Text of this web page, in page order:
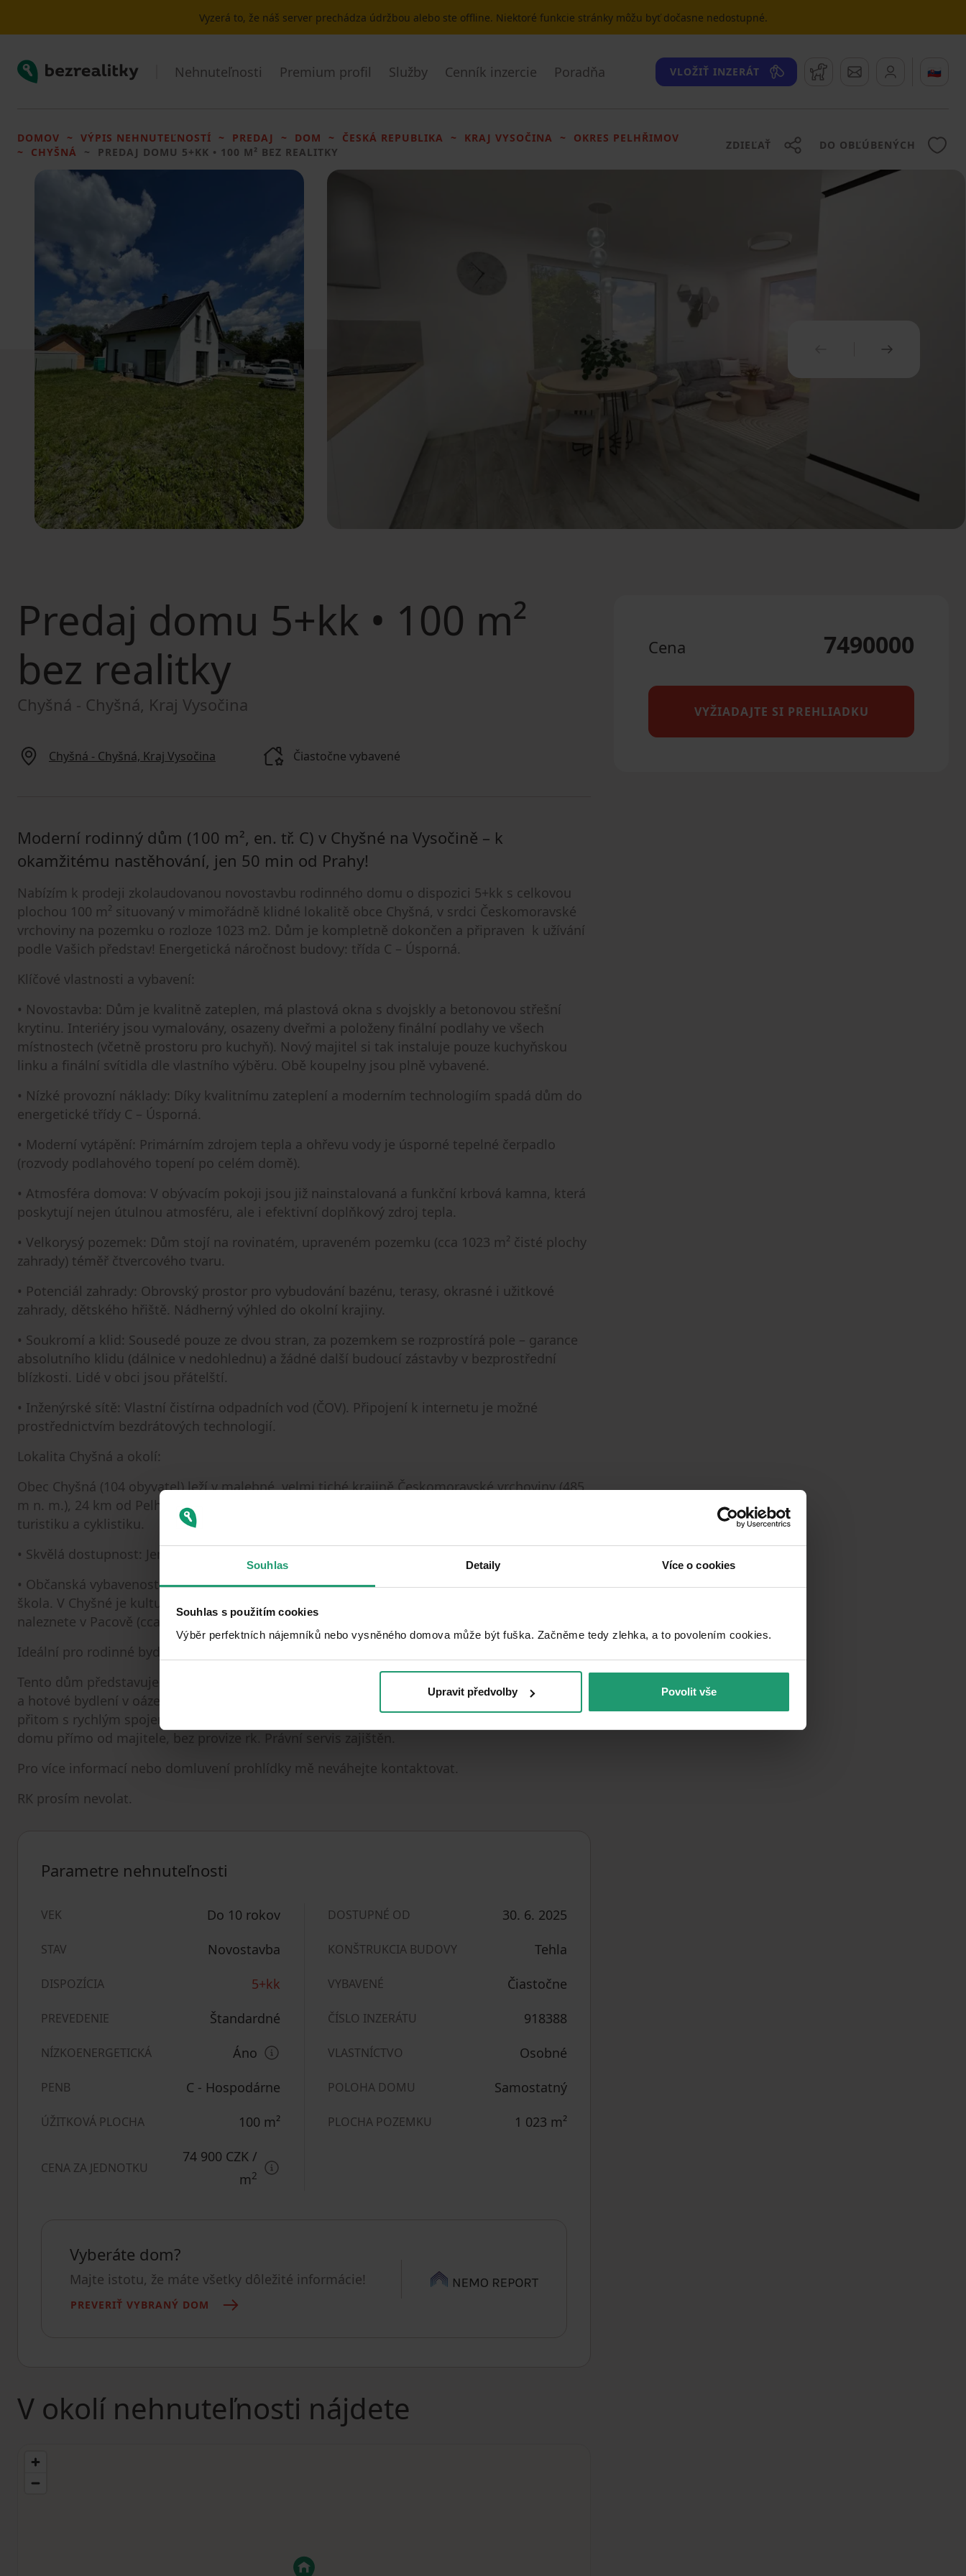
Souhlas Detaily Více o cookies
Souhlas s použitím cookies
Výběr perfektních nájemníků nebo vysněného domova může být fuška. Začněme tedy zlehka, a to povolením cookies.​
Upravit předvolby Povolit vše
Vyzerá to, že náš server prechádza údržbou alebo ste offline. Niektoré funkcie stránky môžu byť dočasne nedostupné.
Bezrealitky Nehnuteľnosti Premium profil Služby Cenník inzercie Poradňa VLOŽIŤ INZERÁT Strážny pesSprávy 🇸🇰
DOMOV VÝPIS NEHNUTEĽNOSTÍ PREDAJ DOM ČESKÁ REPUBLIKA KRAJ VYSOČINA
OKRES PELHŘIMOV
CHYŠNÁ
PREDAJ DOMU 5+KK • 100 M² BEZ REALITKY
ZDIEĽAŤ DO OBĽÚBENÝCH
PREDCHÁDZAJÚCI
Predaj domu 5+kk • 100 m²
bez realitky
Chyšná - Chyšná, Kraj Vysočina
Chyšná - Chyšná, Kraj Vysočina Čiastočne vybavené
Moderní rodinný dům (100 m², en. tř. C) v Chyšné na Vysočině – k
okamžitému nastěhování, jen 50 min od Prahy!
Nabízím k prodeji zkolaudovanou novostavbu rodinného domu o dispozici 5+kk s celkovou
plochou 100 m² situovaný v mimořádně klidné lokalitě obce Chyšná, v srdci Českomoravské
vrchoviny na pozemku o rozloze 1023 m2. Dům je kompletně dokončen a připraven k užívání
podle Vašich představ! Energetická náročnost budovy: třída C – Úsporná.
Klíčové vlastnosti a vybavení:
• Novostavba: Dům je kvalitně zateplen, má plastová okna s dvojskly a betonovou střešní
krytinu. Interiéry jsou vymalovány, osazeny dveřmi a položeny finální podlahy ve všech
místnostech (včetně prostoru pro kuchyň). Nový majitel si tak instaluje pouze kuchyňskou
linku a finální svítidla dle vlastního výběru. Obě koupelny jsou plně vybavené.
• Nízké provozní náklady: Díky kvalitnímu zateplení a moderním technologiím spadá dům do
energetické třídy C – Úsporná.
• Moderní vytápění: Primárním zdrojem tepla a ohřevu vody je úsporné tepelné čerpadlo
(rozvody podlahového topení po celém domě).
• Atmosféra domova: V obývacím pokoji jsou již nainstalovaná a funkční krbová kamna, která
poskytují nejen útulnou atmosféru, ale i efektivní doplňkový zdroj tepla.
• Velkorysý pozemek: Dům stojí na rovinatém, upraveném pozemku (cca 1023 m² čisté plochy
zahrady) téměř čtvercového tvaru.
• Potenciál zahrady: Obrovský prostor pro vybudování bazénu, terasy, okrasné i užitkové
zahrady, dětského hřiště. Nádherný výhled do okolní krajiny.
• Soukromí a klid: Sousedé pouze ze dvou stran, za pozemkem se rozprostírá pole – garance
absolutního klidu (dálnice v nedohlednu) a žádné další budoucí zástavby v bezprostřední
blízkosti. Lidé v obci jsou přátelští.
• Inženýrské sítě: Vlastní čistírna odpadních vod (ČOV). Připojení k internetu je možné
prostřednictvím bezdrátových technologií.
Lokalita Chyšná a okolí:
Obec Chyšná (104 obyvatel) leží v malebné, velmi tiché krajině Českomoravské vrchoviny (485
m n. m.), 24 km od Pelhřimova. Okolí je obklopeno jehličnatými lesy, ideální pro relaxaci,
turistiku a cyklistiku.
• Skvělá dostupnost: Jen 50 minut jízdy autem do Prahy, 1 hodinu a 20 min od Brna.
• Občanská vybavenost: V nedalekých Košeticích (cca 10 min autem) se nachází základní
škola. V Chyšné je kulturní dům. Širší občanskou vybavenost (obchody, služby, lékaři)
naleznete v Pacově (cca 20 min autem) nebo Pelhřimově.
Ideální pro rodinné bydlení:
Tento dům představuje perfektní volbu jak pro rodinu hledající moderní, energeticky úsporné
a hotové bydlení v oáze klidu uprostřed přírody, s dostatkem prostoru pro život i koníčky, a
přitom s rychlým spojením s velkoměsty, tak pro klidné bydlení aktivních seniorů. Prodej
domu přímo od majitele, bez provize rk. Právní servis zajištěn.
Pro více informací nebo domluvení prohlídky mě neváhejte kontaktovat.
RK prosím nevolat.
Parametre nehnuteľnosti
VEK Do 10 rokov
STAV Novostavba
DISPOZÍCIA 5+kk
PREVEDENIE Štandardné
NÍZKOENERGETICKÁ Áno
PENB C - Hospodárne
ÚŽITKOVÁ PLOCHA 100 m²
CENA ZA JEDNOTKU
74 900 CZK /
m2
DOSTUPNÉ OD 30. 6. 2025
KONŠTRUKCIA BUDOVY Tehla
VYBAVENÉ Čiastočne
ČÍSLO INZERÁTU 918388
VLASTNÍCTVO Osobné
POLOHA DOMU Samostatný
PLOCHA POZEMKU 1 023 m²
Vyberáte dom?
Majte istotu, že máte všetky dôležité informácie!
PREVERIŤ VYBRANÝ DOM
V okolí nehnuteľnosti nájdete
Cena 7490000
VYŽIADAJTE SI PREHLIADKU